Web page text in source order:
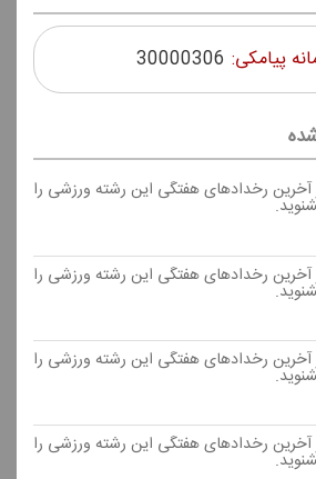
آخرین رخدادهای هفتگی این رشته ورزشی را
آخرین رخدادهای هفتگی این رشته ورزشی را
آخرین رخدادهای هفتگی این رشته ورزشی را
آخرین رخدادهای هفتگی این رشته ورزشی را
پیامکی: 30000306